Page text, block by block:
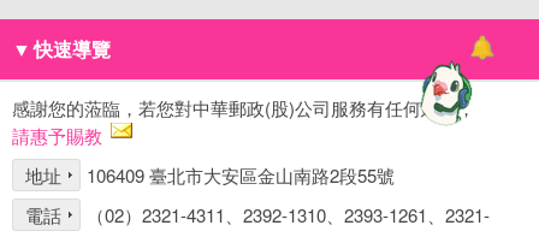
▼ 快速導覽
感謝您的蒞臨，若您對中華郵政(股)公司服務有任何建議，
請惠予賜教
地址
106409 臺北市大安區金山南路2段55號
電話
（02）2321-4311、2392-1310、2393-1261、2321-